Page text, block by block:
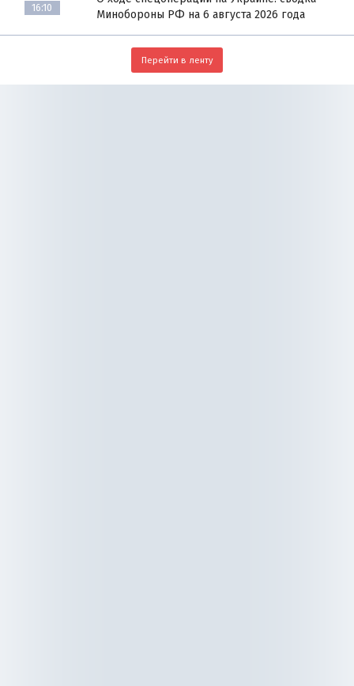
16:10
Минобороны РФ на 6 августа 2026 года
Перейти в ленту